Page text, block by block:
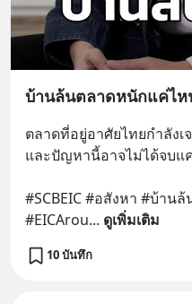
บ้านล้นตลาดหนักแค่ไห
ตลาดที่อยู่อาศัยไทยกำลัง
และปัญหานี้อาจไม่ได้จบแค่
#SCBEIC #อสังหา #บ้าน
#EICArou... ดูเพิ่มเติม
10 บันทึก